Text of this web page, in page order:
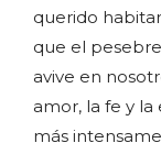
querido
que el
avive en
amor, la fe y la
más